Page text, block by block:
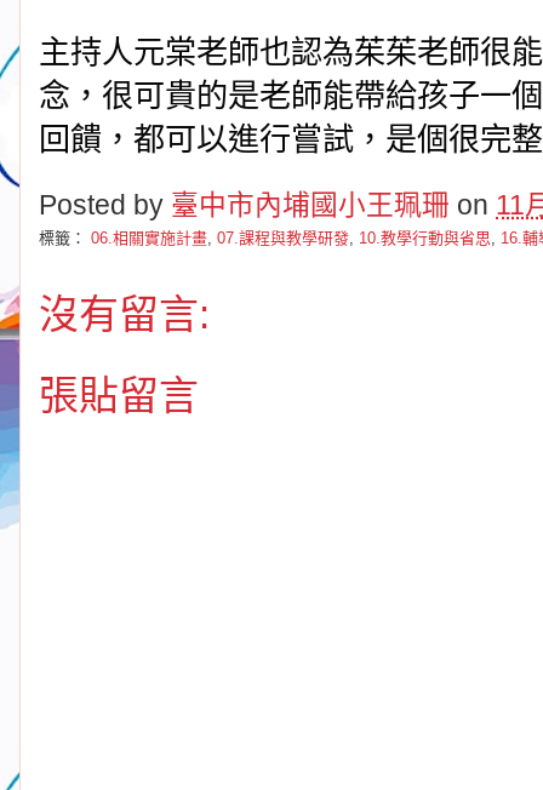
主持人元棠老師也認為茱茱老師很
念，很可貴的是老師能帶給孩子一
回饋，都可以進行嘗試，是個很完
Posted by 臺中市內埔國小王珮珊 on 11
標籤： 06.相關實施計畫, 07.課程與教學研發, 10.教學行動與省思, 16.輔
沒有留言:
張貼留言